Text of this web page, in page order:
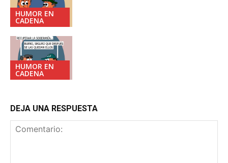
HUMOR EN
CADENA
HUMOR EN
CADENA
DEJA UNA RESPUESTA